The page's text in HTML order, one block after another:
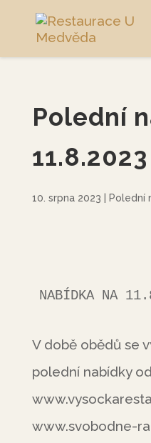
Polední
11.8.2023
10. srpna 2023 Polední
NABÍDKA NA
V době obědů se
polední nabídky
www.svobodne-